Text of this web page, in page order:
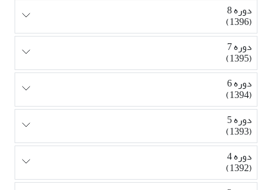
دوره 8
(1396)
دوره 7
(1395)
دوره 6
(1394)
دوره 5
(1393)
دوره 4
(1392)